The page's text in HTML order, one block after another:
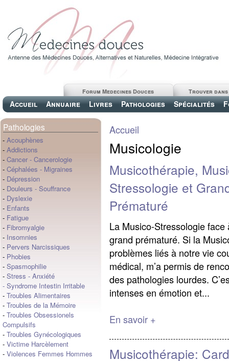
Accueil Annuaire Livres Pathologies Spécialités
Trouver
Forum Medecines Douces
Pathologies
- Acouphènes
- Addictions
- Cancer - Cancerologie
- Céphalées - Migraines
- Dépression
- Douleurs - Souffrance
- Dyslexie
- Enfants
- Fatigue
- Fibromyalgie
- Insomnies
- Pervers Narcissiques
- Phobies
- Spasmophilie
- Stress - Anxiété
- Syndrome Intestin Irritable
- Troubles Alimentaires
- Troubles de la Mémoire
- Troubles Obsessionels
Compulsifs
- Troubles Gynécologiques
- Victime Harcèlement
- Violences Femmes Hommes
Accueil
Musicologie
Musicothérapie,
Stressologie et
Prématuré
La Musico-Stressologie face
grand prématuré. Si la
problèmes liés à notre vie
médical, m’a permis de
des pathologies lourdes.
intenses en émotion et...
En savoir +
Musicothérapie: